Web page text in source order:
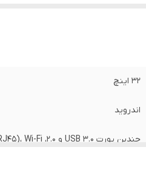
32 اینچ
اندروید
چندین پورت USB 3.0 و 2.0، HDMI، Ethernet (RJ45)، Wi-Fi، بلوتوث